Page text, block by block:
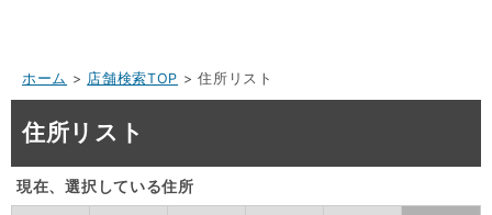
ホーム > 店舗検索TOP > 住所リスト
住所リスト
現在、選択している住所